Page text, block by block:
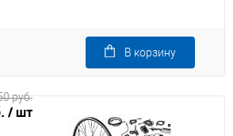
/ шт
руб.
В корзину